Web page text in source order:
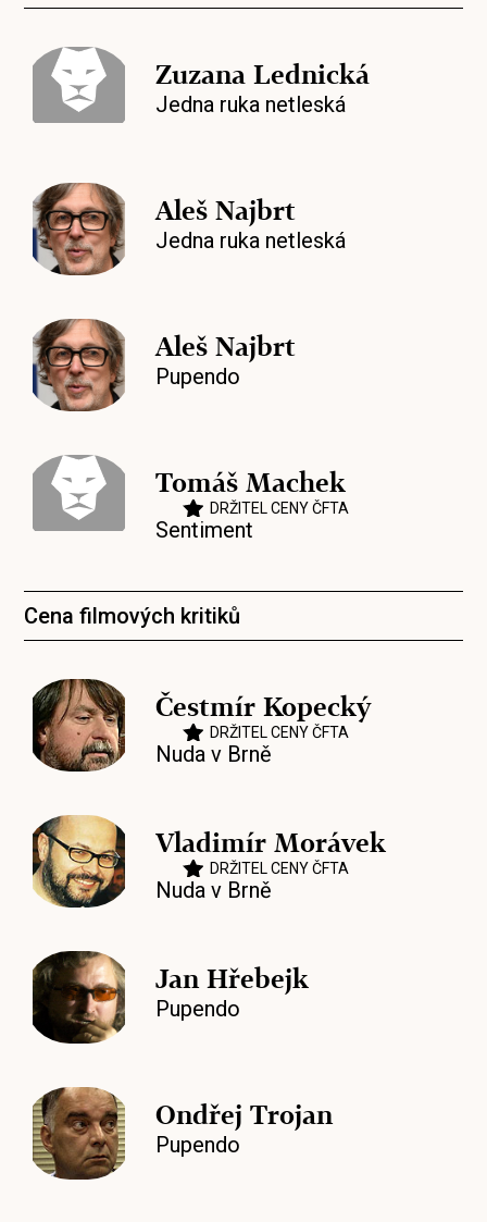
Zuzana Lednická
Jedna ruka netleská
Aleš Najbrt
Jedna ruka netleská
Aleš Najbrt
Pupendo
Tomáš Machek
DRŽITEL CENY ČFTA
Sentiment
Cena filmových kritiků
Čestmír Kopecký
DRŽITEL CENY ČFTA
Nuda v Brně
Vladimír Morávek
DRŽITEL CENY ČFTA
Nuda v Brně
Jan Hřebejk
Pupendo
Ondřej Trojan
Pupendo